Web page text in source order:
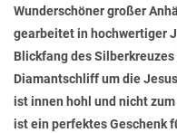
Wunderschöner großer
gearbeitet in hochwertiger
Blickfang des
Diamantschliff um die
ist innen hohl und nicht
ist ein perfektes Geschenk